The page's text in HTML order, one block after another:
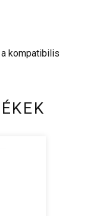
kompatibilis